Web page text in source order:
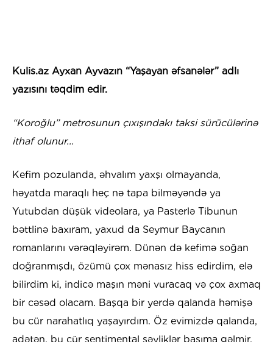
Kulis.az Ayxan Ayvazın “Yaşayan əfsanələr” adlı
yazısını təqdim edir.
“Koroğlu” metrosunun çıxışındakı taksi sürücülərinə
ithaf olunur...
Kefim pozulanda, əhvalım yaxşı olmayanda,
həyatda maraqlı heç nə tapa bilməyəndə ya
Yutubdan düşük videolara, ya Pasterlə Tibunun
bəttlinə baxıram, yaxud da Seymur Baycanın
romanlarını vərəqləyirəm. Dünən də kefimə soğan
doğranmışdı, özümü çox mənasız hiss edirdim, elə
bilirdim ki, indicə maşın məni vuracaq və çox axmaq
bir cəsəd olacam. Başqa bir yerdə qalanda həmişə
bu cür narahatlıq yaşayırdım. Öz evimizdə qalanda,
adətən, bu cür sentimental səyliklər başıma gəlmir.